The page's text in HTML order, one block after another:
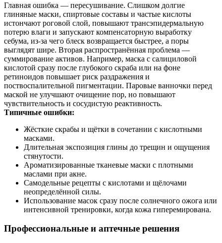
Главная ошибка — пересушивание. Слишком долгие
глиняные маски, спиртовые составы и частые кислоты
истончают роговой слой, повышают трансэпидермальную
потерю влаги и запускают компенсаторную выработку
себума, из‑за чего блеск возвращается быстрее, а поры
выглядят шире. Вторая распространённая проблема —
суммирование активов. Например, маска с салициловой
кислотой сразу после глубокого скраба или на фоне
ретиноидов повышает риск раздражения и
поствоспалительной пигментации. Паровые ванночки перед
маской не улучшают очищение пор, но повышают
чувствительность и сосудистую реактивность.
Типичные ошибки:
Жёсткие скрабы и щётки в сочетании с кислотными
масками.
Длительная экспозиция глины до трещин и ощущения
стянутости.
Ароматизированные тканевые маски с плотными
маслами при акне.
Самодельные рецепты с кислотами и щёлочами
неопределённой силы.
Использование масок сразу после солнечного ожога или
интенсивной тренировки, когда кожа гиперемирована.
Профессиональные и аптечные решения